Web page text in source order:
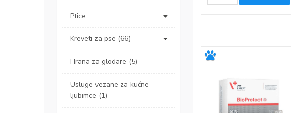
Ptice
Kreveti za pse (66)
Hrana za glodare (5)
Usluge vezane za kućne
ljubimce (1)